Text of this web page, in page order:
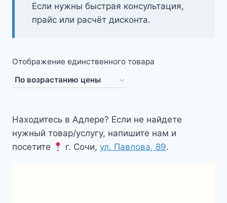
Если нужны быстрая консультация,
прайс или расчёт дисконта.
Отображение единственного товара
Находитесь в Адлере? Если не найдете
нужный товар/услугу, напишите нам и
посетите
г. Сочи,ул. Павлова, 89.